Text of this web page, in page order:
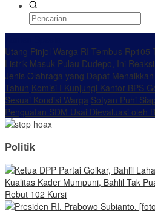
Utang Pinjol Warga RI Tembus Rp105
Listrik Masuk Pulau Dudepo, Ini
Jenis Olahraga yang Dapat
Tahun Komisi I Kunjungi Kantor BPS
Sesuai Kondisi Warga Sofyan Puhi
Penguatan SDM Usai Dievaluasi oleh
Politik
Kualitas Kader Mumpuni, Bahlil Tak
Rebut 102 Kursi